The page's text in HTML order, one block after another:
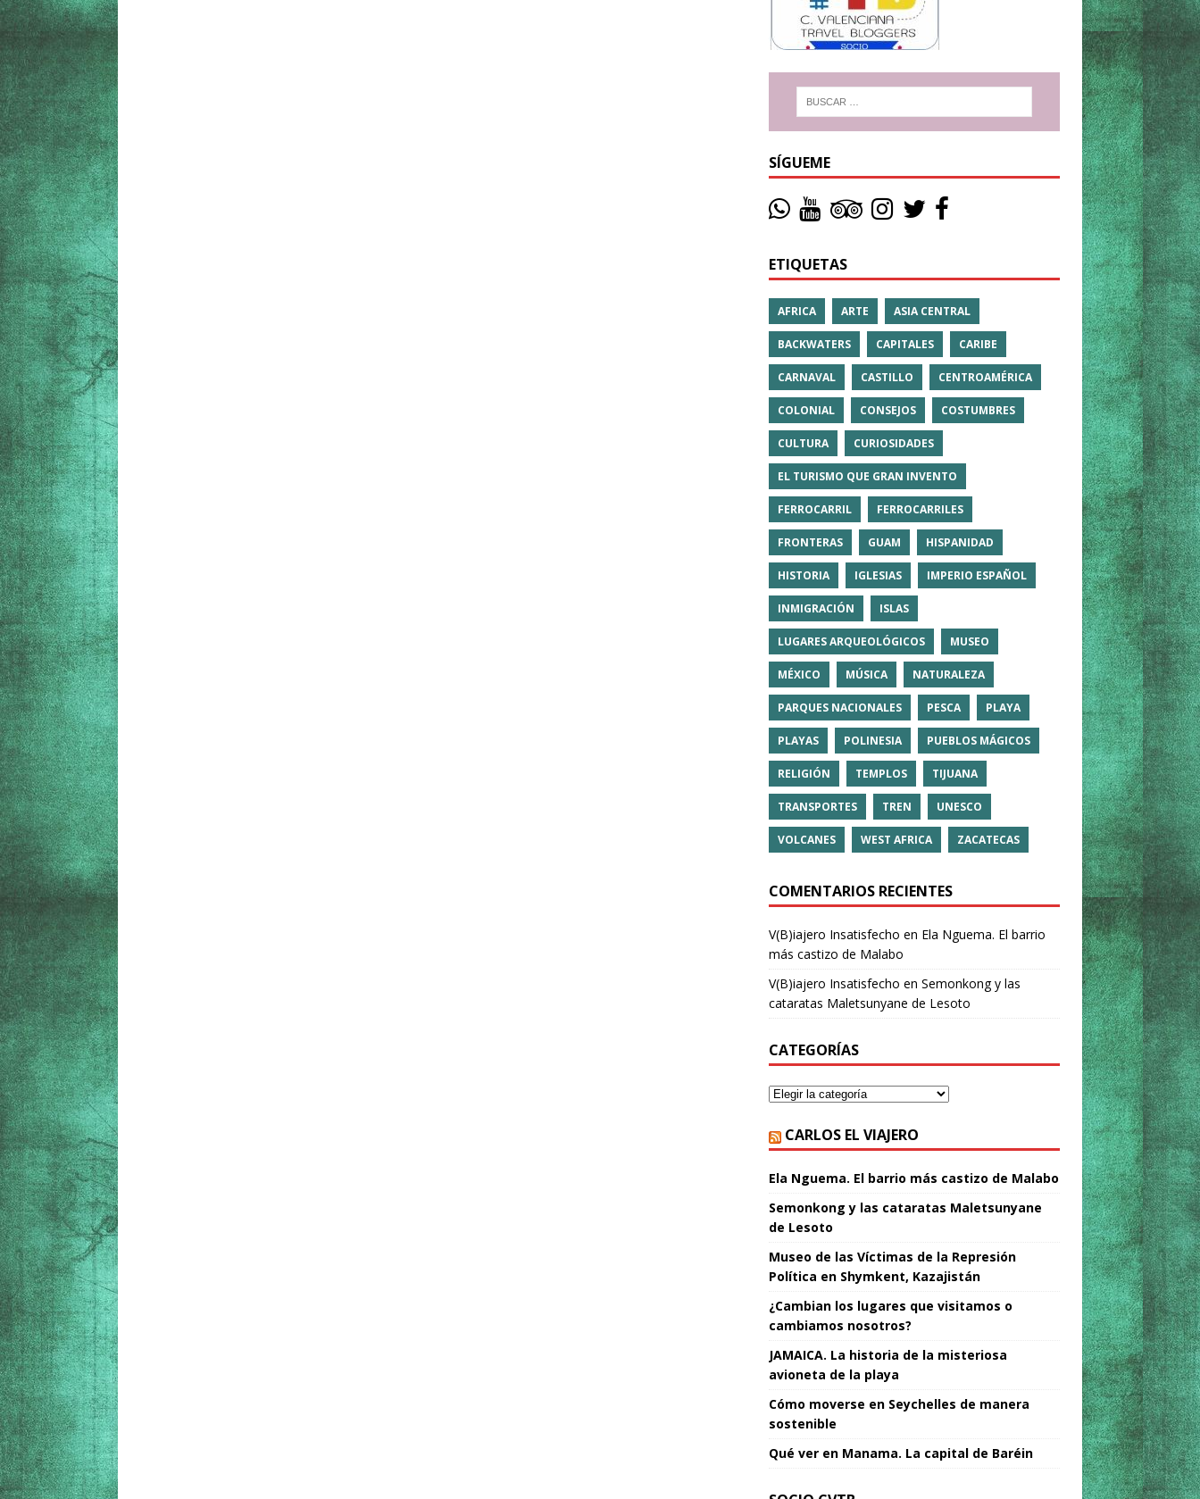
SÍGUEME
ETIQUETAS
AFRICA ARTE ASIA CENTRAL
BACKWATERS CAPITALES CARIBE
CARNAVAL CASTILLO CENTROAMÉRICA
COLONIAL CONSEJOS COSTUMBRES
CULTURA CURIOSIDADES
EL TURISMO QUE GRAN INVENTO
FERROCARRIL FERROCARRILES
FRONTERAS GUAM HISPANIDAD
HISTORIA IGLESIAS IMPERIO ESPAÑOL
INMIGRACIÓN ISLAS
LUGARES ARQUEOLÓGICOS MUSEO
MÉXICO MÚSICA NATURALEZA
PARQUES NACIONALES PESCA PLAYA
PLAYAS POLINESIA PUEBLOS MÁGICOS
RELIGIÓN TEMPLOS TIJUANA
TRANSPORTES TREN UNESCO
VOLCANES WEST AFRICA ZACATECAS
COMENTARIOS RECIENTES
V(B)iajero Insatisfecho en Ela Nguema. El barrio
más castizo de Malabo
V(B)iajero Insatisfecho en Semonkong y las
cataratas Maletsunyane de Lesoto
CATEGORÍAS
CARLOS EL VIAJERO
Ela Nguema. El barrio más castizo de Malabo
Semonkong y las cataratas Maletsunyane
de Lesoto
Museo de las Víctimas de la Represión
Política en Shymkent, Kazajistán
¿Cambian los lugares que visitamos o
cambiamos nosotros?
JAMAICA. La historia de la misteriosa
avioneta de la playa
Cómo moverse en Seychelles de manera
sostenible
Qué ver en Manama. La capital de Baréin